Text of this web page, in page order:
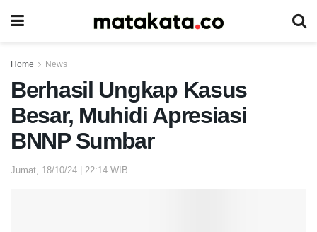
Home News
Berhasil Ungkap Kasus
Besar, Muhidi Apresiasi
BNNP Sumbar
Jumat, 18/10/24 | 22:14 WIB